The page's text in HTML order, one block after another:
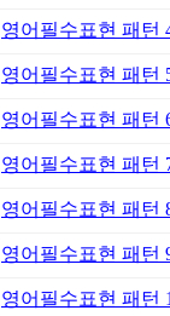
영어필수표현 패턴
영어필수표현 패턴
영어필수표현 패턴
영어필수표현 패턴
영어필수표현 패턴
영어필수표현 패턴
영어필수표현 패턴